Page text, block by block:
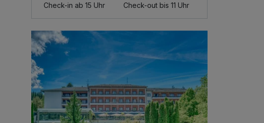
Check-in ab 15 Uhr Check-out bis 11 Uhr